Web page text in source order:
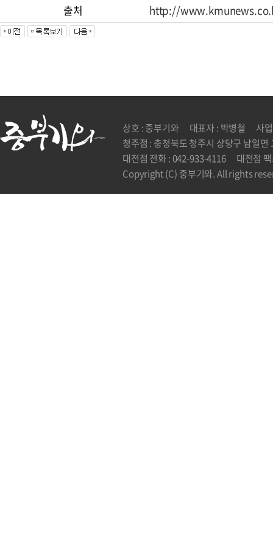
출처 http://
상호 : 중부기와 대표자 : 박병철
사
청주점 : 충청북도 청주시 상당구 남일
대전점 전화 : 042-933-4116
대전점
Copyright (C) 중부기와. All rights